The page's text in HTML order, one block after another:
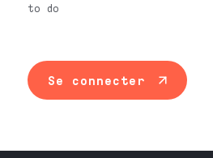
to do
Se connecter